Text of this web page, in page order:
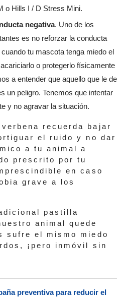
o Hills I / D Stress Mini.
negativa. Uno de los
es no reforzar la conducta
tu mascota tenga miedo el
o protegerlo físicamente
a entender que aquello que le de
un peligro. Tenemos que intentar
y no agravar la situación.
recuerda bajar
el ruido y no dar
a tu animal a
prescrito por tu
en caso
grave a los
pastilla
animal quede
sufre el mismo miedo
¡pero inmóvil sin
preventiva para reducir el